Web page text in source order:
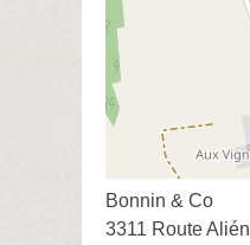
Bonnin & Co
3311 Route